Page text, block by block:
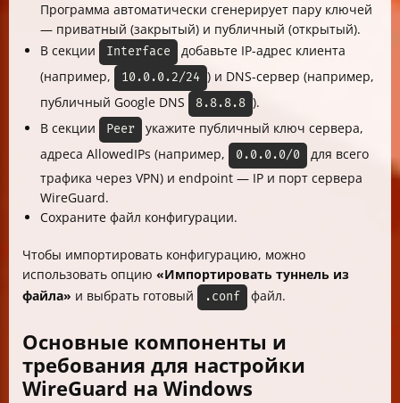
Программа автоматически сгенерирует пару ключей
— приватный (закрытый) и публичный (открытый).
В секции
Interface
добавьте IP-адрес клиента
(например,
10.0.0.2/24 ) и DNS-сервер (например,
публичный Google DNS
8.8.8.8 ).
В секции
Peer
укажите публичный ключ сервера,
адреса AllowedIPs (например,
0.0.0.0/0
для всего
трафика через VPN) и endpoint — IP и порт сервера
WireGuard.
Сохраните файл конфигурации.
Чтобы импортировать конфигурацию, можно
использовать опцию «Импортировать туннель из
файла» и выбрать готовый .conf файл.
Основные компоненты и
требования для настройки
WireGuard на Windows